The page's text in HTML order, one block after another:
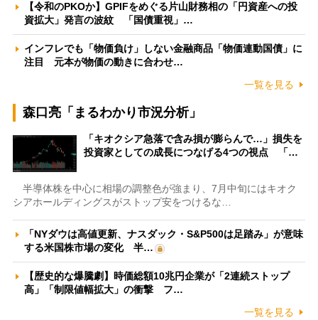
【令和のPKOか】GPIFをめぐる片山財務相の「円資産への投
資拡大」発言の波紋 「国債重視」…
インフレでも「物価負け」しない金融商品「物価連動国債」に
注目 元本が物価の動きに合わせ…
一覧を見る
森口亮「まるわかり市況分析」
「キオクシア急落で含み損が膨らんで…」損失を
投資家としての成長につなげる4つの視点 「…
半導体株を中心に相場の調整色が強まり、7月中旬にはキオク
シアホールディングスがストップ安をつけるな…
「NYダウは高値更新、ナスダック・S&P500は足踏み」が意味
する米国株市場の変化 半…
【歴史的な爆騰劇】時価総額10兆円企業が「2連続ストップ
高」「制限値幅拡大」の衝撃 フ…
一覧を見る